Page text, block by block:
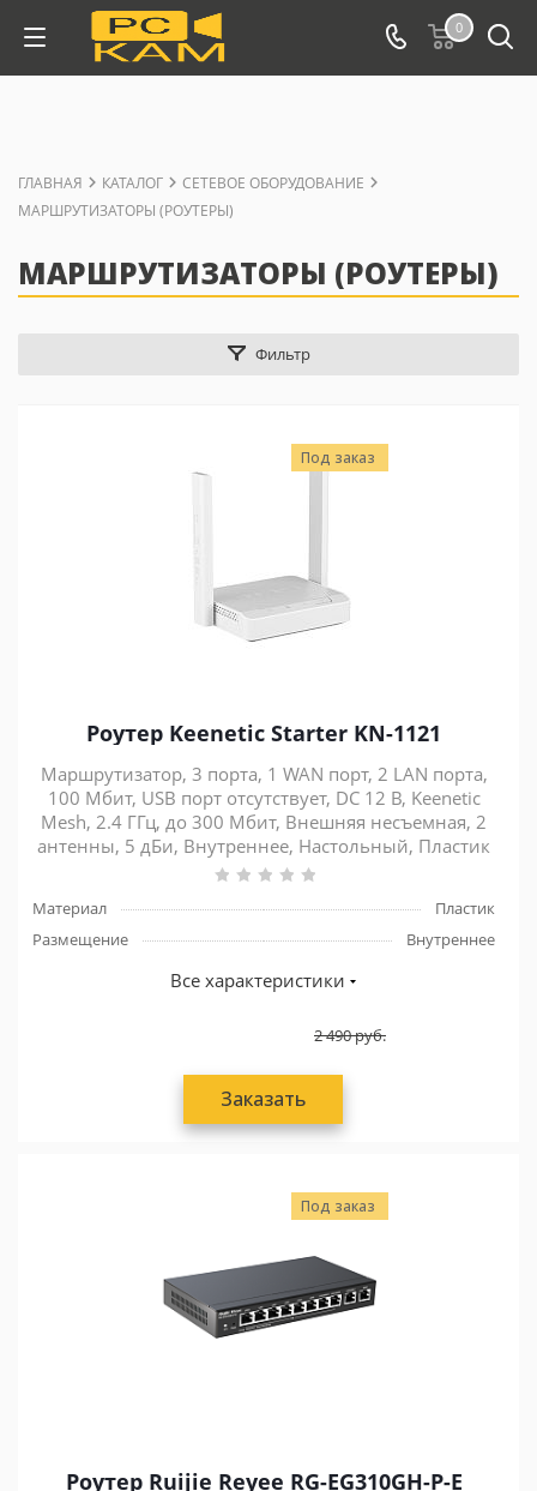
0
ГЛАВНАЯ КАТАЛОГ
СЕТЕВОЕ ОБОРУДОВАНИЕ
МАРШРУТИЗАТОРЫ (РОУТЕРЫ)
МАРШРУТИЗАТОРЫ (РОУТЕРЫ)
Фильтр
Под заказ
Роутер Keenetic Starter KN-1121
Маршрутизатор, 3 порта, 1 WAN порт, 2 LAN порта,
100 Мбит, USB порт отсутствует, DC 12 В, Keenetic
Mesh, 2.4 ГГц, до 300 Мбит, Внешняя несъемная, 2
антенны, 5 дБи, Внутреннее, Настольный, Пластик
Материал
Пластик
Размещение
Внутреннее
Все характеристики
2 490руб.
Заказать
Под заказ
Роутер Ruijie Reyee RG-EG310GH-P-E